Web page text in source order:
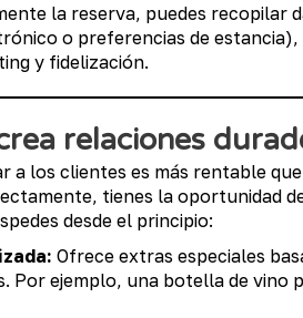
la reserva, puedes recopilar
o preferencias de estancia),
y fidelización.
relaciones
a los clientes es más rentable
tienes la oportunidad
desde el principio:
Ofrece extras especiales
Por ejemplo, una botella de vino